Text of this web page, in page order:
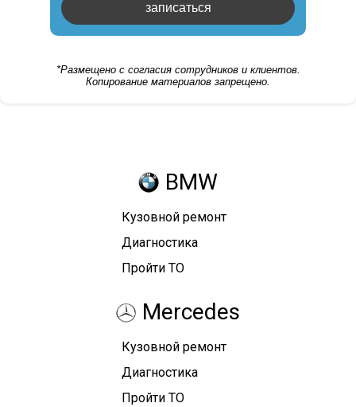
записаться
*Размещено с согласия сотрудников и клиентов.
Копирование материалов запрещено.
BMW
Кузовной ремонт
Диагностика
Пройти ТО
Mercedes
Кузовной ремонт
Диагностика
Пройти ТО